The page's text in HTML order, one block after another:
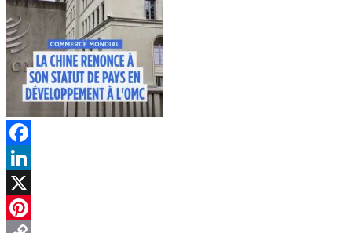
Facebook
LinkedIn
X